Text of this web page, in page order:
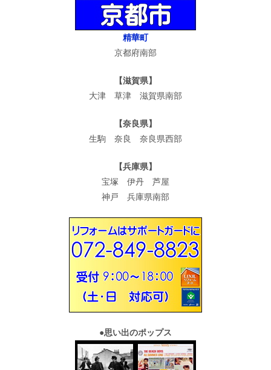
精華町
京都府南部
【滋賀県】
大津 草津 滋賀県南部
【奈良県】
生駒 奈良 奈良県西部
【兵庫県】
宝塚 伊丹 芦屋
神戸 兵庫県南部
●思い出のポップス